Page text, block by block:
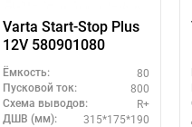
Varta Start-Stop Plus
12V 580901080
Ёмкость: 80
Пусковой ток: 800
Схема выводов: R+
ДШВ (мм): 315*175*190